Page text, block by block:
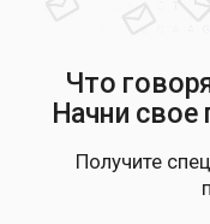
Что
Начни свое
Получите